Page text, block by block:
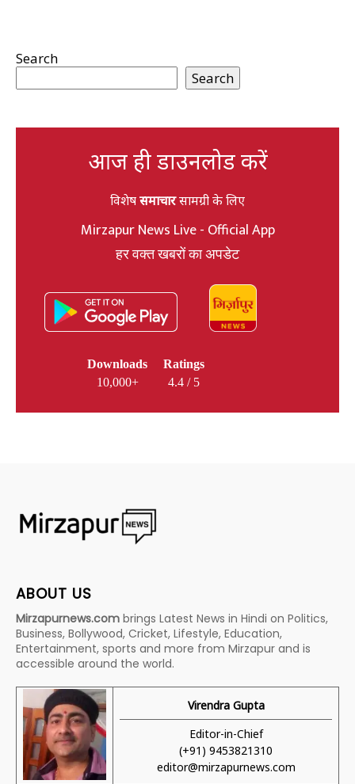
Search
Search
आज ही डाउनलोड करें
विशेषसमाचारसामग्री के लिए
Mirzapur News Live - Official App
हर वक्त खबरों का अपडेट
Downloads
10,000+
Ratings
4.4 / 5
ABOUT US
Mirzapurnews.com brings Latest News in Hindi on Politics,
Business, Bollywood, Cricket, Lifestyle, Education,
Entertainment, sports and more from Mirzapur and is
accessible around the world.
Virendra Gupta
Editor-in-Chief
(+91) 9453821310
editor@mirzapurnews.com